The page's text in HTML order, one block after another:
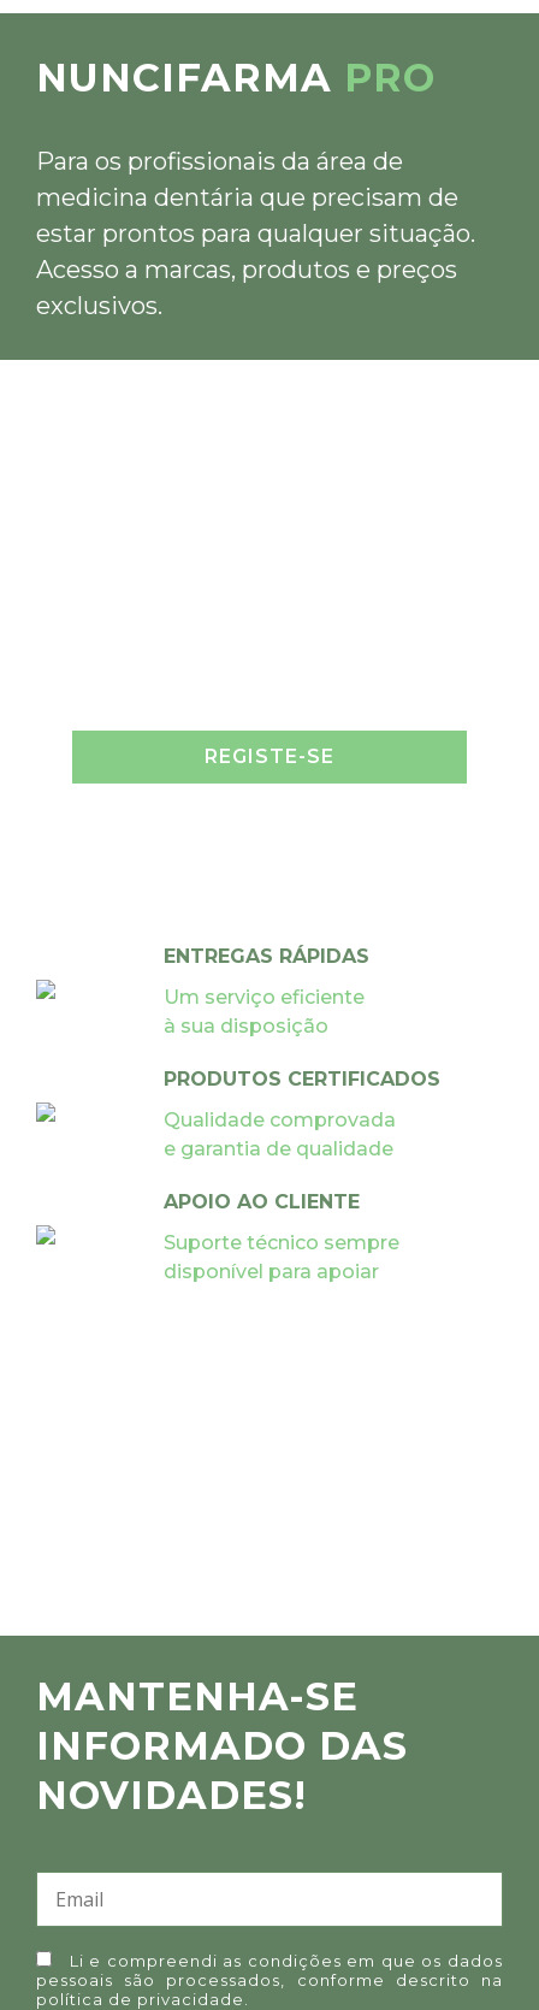
NUNCIFARMA PRO
Para os profissionais da área de
medicina dentária que precisam de
estar prontos para qualquer situação.
Acesso a marcas, produtos e preços
exclusivos.
REGISTE-SE
ENTREGAS RÁPIDAS
Um serviço eficiente
à sua disposição
PRODUTOS CERTIFICADOS
Qualidade comprovada
e garantia de qualidade
APOIO AO CLIENTE
Suporte técnico sempre
disponível para apoiar
MANTENHA-SE
INFORMADO DAS
NOVIDADES!
Li e compreendi as condições em que os dados
pessoais são processados, conforme descrito na
política de privacidade